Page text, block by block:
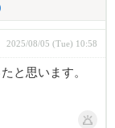
2025/08/05 (Tue) 10:58
と思います。